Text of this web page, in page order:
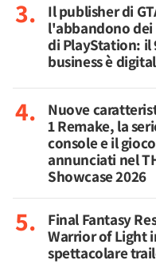
Il publisher di
l'abbandono
di PlayStation: il
business è
Nuove
1 Remake, la
console e il
annunciati nel
Showcase 2026
Final Fantasy
Warrior of Light
spettacolare